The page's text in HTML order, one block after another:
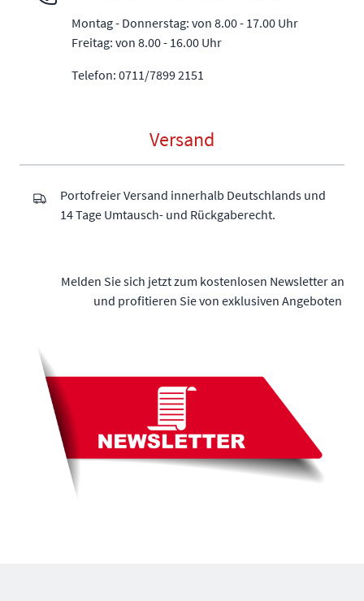
Montag - Donnerstag: von 8.00 - 17.00 Uhr
Freitag: von 8.00 - 16.00 Uhr
Telefon: 0711/7899 2151
Versand
Portofreier Versand innerhalb Deutschlands und
14 Tage Umtausch- und Rückgaberecht.
Melden Sie sich jetzt zum kostenlosen Newsletter an
und profitieren Sie von exklusiven Angeboten